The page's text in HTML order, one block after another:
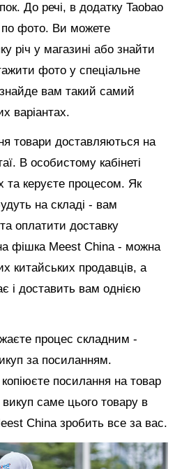
До речі, в додатку Taobao
фото. Ви можете
річ у магазині або знайти
фото у спеціальне
знайде вам такий самий
варіантах.
товари доставляються на
В особистому кабінеті
та керуєте процесом. Як
на складі - вам
оплатити доставку
фішка Meest China - можна
китайських продавців, а
і доставить вам однією
процес складним -
за посиланням.
посилання на товар
саме цього товару в
China зробить все за вас.